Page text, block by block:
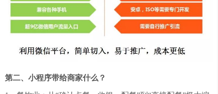
第二、小程序带给商家什么？